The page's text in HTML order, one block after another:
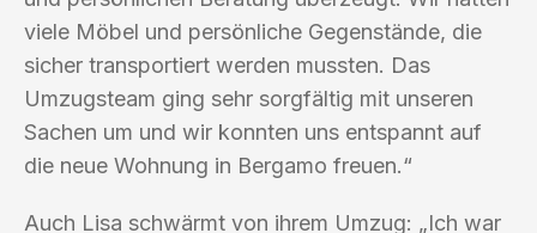
viele Möbel und persönliche Gegenstände, die
sicher transportiert werden mussten. Das
Umzugsteam ging sehr sorgfältig mit unseren
Sachen um und wir konnten uns entspannt auf
die neue Wohnung in Bergamo freuen.“
Auch Lisa schwärmt von ihrem Umzug: „Ich war